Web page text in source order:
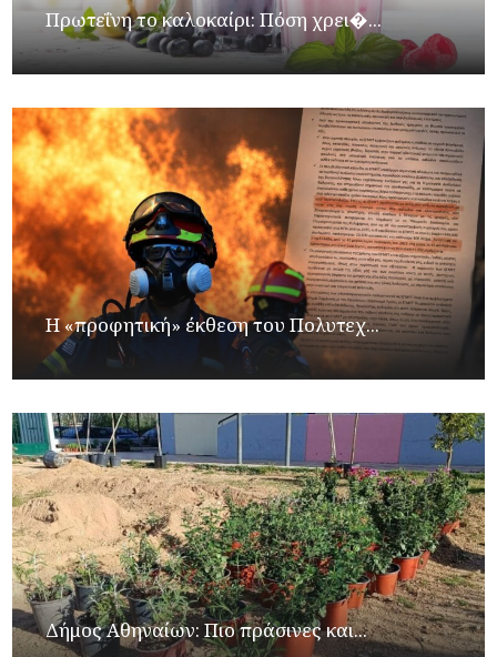
Πρωτεΐνη το καλοκαίρι: Πόση χρει�...
Η «προφητική» έκθεση του Πολυτεχ...
Δήμος Αθηναίων: Πιο πράσινες και...